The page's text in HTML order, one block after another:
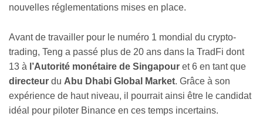
nouvelles réglementations mises en place.
Avant de travailler pour le numéro 1 mondial du crypto-
trading, Teng a passé plus de 20 ans dans la TradFi dont
13 à l’Autorité monétaire de Singapour et 6 en tant que
directeur du Abu Dhabi Global Market. Grâce à son
expérience de haut niveau, il pourrait ainsi être le candidat
idéal pour piloter Binance en ces temps incertains.